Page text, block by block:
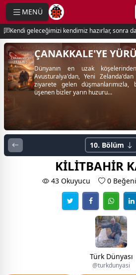
MENÜ
Kendi geleceğimizi kendimiz hazırlar, sonra
ÇANAKKALE'YE
Dünyanın en uzak
Avusturalya'dan, Yeni
ziyarete gelen düşmanlarımızla,
üşenen bizler yarın huzuru...
10. Bölüm
KİLİTBAHİR
43 Okuyucu 0Beğeni
Türk Dünyası
@turkdunyasi
menu